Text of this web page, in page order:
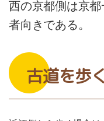
西の京都側は京
者向きである。
古道を歩く